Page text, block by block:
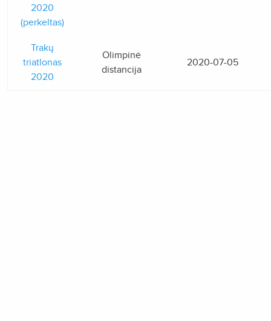
2020
(perkeltas)
Trakų
triatlonas
2020
Olimpinė
distancija
2020-07-05